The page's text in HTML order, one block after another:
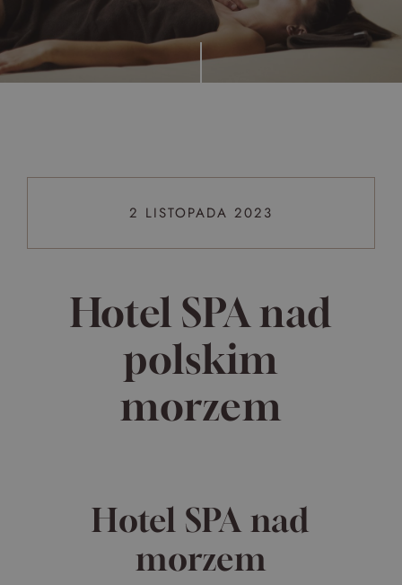
WAKACJE nad morzem - Wyspa Skarbów - Pełne
atrakcji Lato 2026
2 LISTOPADA 2023
Hotel SPA nad
polskim
morzem
Hotel SPA nad
morzem